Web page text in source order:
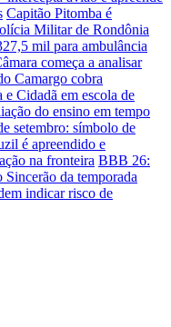
Capitão Pitomba é
Militar de Rondônia
mil para ambulância
começa a analisar
Camargo cobra
Cidadã em escola de
do ensino em tempo
setembro: símbolo de
é apreendido e
na fronteira BBB 26:
da temporada
indicar risco de